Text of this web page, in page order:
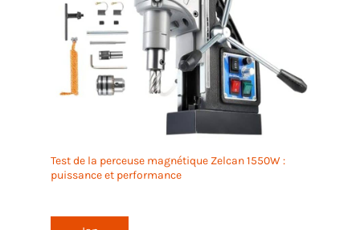
Test de la perceuse magnétique Zelcan 1550W :
puissance et performance